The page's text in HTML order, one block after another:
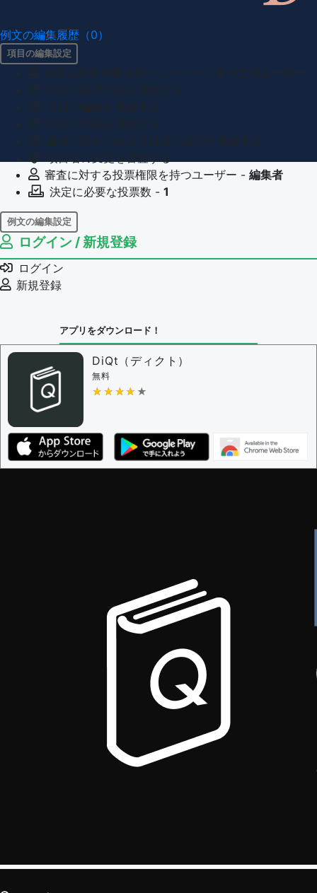
例文の編集履歴（0）
項目の編集設定
審査に対する投票権限を持つユーザー - 編集者
決定に必要な投票数 - 1
例文の編集設定
例文の編集権限を持つユーザー -
例文の削除を審査する
審査に対する投票権限を持つユーザー -
決定に必要な投票数 -
問題の編集権限を持つユーザー -すべてのユーザー
審査に対する投票権限を持つユーザー -
決定に必要な投票数 -
編集ガイドライン
ログイン / 新規登録
ログイン
新規登録
アプリをダウンロード！
DiQt（ディクト）
無料
★★★★★
★★★★★